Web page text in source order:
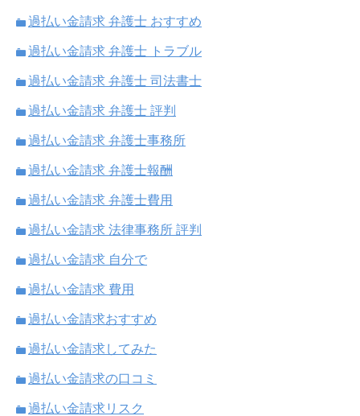
過払い金請求 弁護士 おすすめ
過払い金請求 弁護士 トラブル
過払い金請求 弁護士 司法書士
過払い金請求 弁護士 評判
過払い金請求 弁護士事務所
過払い金請求 弁護士報酬
過払い金請求 弁護士費用
過払い金請求 法律事務所 評判
過払い金請求 自分で
過払い金請求 費用
過払い金請求おすすめ
過払い金請求してみた
過払い金請求の口コミ
過払い金請求リスク